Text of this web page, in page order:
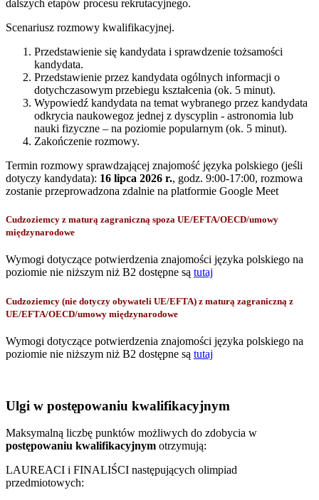
dalszych etapów procesu rekrutacyjnego.
Scenariusz rozmowy kwalifikacyjnej.
Przedstawienie się kandydata i sprawdzenie tożsamości
kandydata.
Przedstawienie przez kandydata ogólnych informacji o
dotychczasowym przebiegu kształcenia (ok. 5 minut).
Wypowiedź kandydata na temat wybranego przez kandydata
odkrycia naukowegoz jednej z dyscyplin - astronomia lub
nauki fizyczne – na poziomie popularnym (ok. 5 minut).
Zakończenie rozmowy.
Termin rozmowy sprawdzającej znajomość języka polskiego (jeśli
dotyczy kandydata): 16 lipca 2026 r., godz. 9:00-17:00, rozmowa
zostanie przeprowadzona zdalnie na platformie Google Meet
Cudzoziemcy z maturą zagraniczną spoza UE/EFTA/OECD/umowy
międzynarodowe
Wymogi dotyczące potwierdzenia znajomości języka polskiego na
poziomie nie niższym niż B2 dostępne są tutaj
Cudzoziemcy (nie dotyczy obywateli UE/EFTA) z maturą zagraniczną z
UE/EFTA/OECD/umowy międzynarodowe
Wymogi dotyczące potwierdzenia znajomości języka polskiego na
poziomie nie niższym niż B2 dostępne są tutaj
Ulgi w postępowaniu kwalifikacyjnym
Maksymalną liczbę punktów możliwych do zdobycia w
postępowaniu kwalifikacyjnym otrzymują:
LAUREACI i FINALIŚCI następujących olimpiad
przedmiotowych: